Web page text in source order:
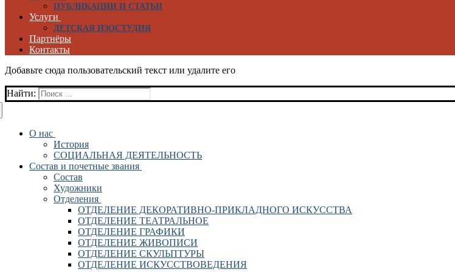
ПУБЛИКАЦИИ И СТАТЬИ
Услуги
ДЕТСКАЯ ИЗОСТУДИЯ
Партнёры
Контакты
Добавьте сюда пользовательский текст или удалите его
Найти:
О нас
История
СОЦИАЛЬНАЯ ДЕЯТЕЛЬНОСТЬ
Состав и почетные звания
Состав
Художники
Отделения
ОТДЕЛЕНИЕ ДЕКОРАТИВНО-ПРИКЛАДНОГО ИСКУССТВА
ОТДЕЛЕНИЕ ТЕАТРАЛЬНОЕ
ОТДЕЛЕНИЕ ГРАФИКИ
ОТДЕЛЕНИЕ ЖИВОПИСИ
ОТДЕЛЕНИЕ СКУЛЬПТУРЫ
ОТДЕЛЕНИЕ ИСКУССТВОВЕДЕНИЯ